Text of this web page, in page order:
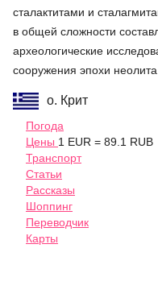
сталактитами и
в общей сложности
археологические
сооружения эпохи неолита.
о. Крит
Погода
Цены 1 EUR = 89.1 RUB
Транспорт
Статьи
Рассказы
Шоппинг
Переводчик
Карты